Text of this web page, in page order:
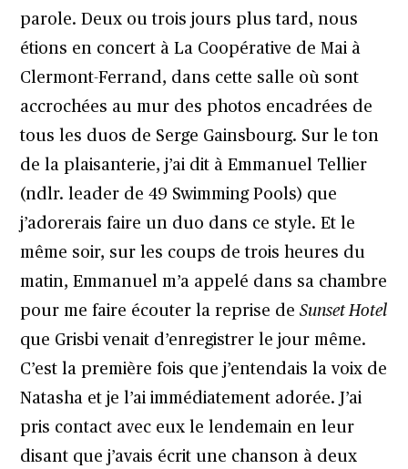
parole. Deux ou trois jours plus tard, nous
étions en concert à La Coopérative de Mai à
Clermont-Ferrand, dans cette salle où sont
accrochées au mur des photos encadrées de
tous les duos de Serge Gainsbourg. Sur le ton
de la plaisanterie, j’ai dit à Emmanuel Tellier
(ndlr. leader de 49 Swimming Pools) que
j’adorerais faire un duo dans ce style. Et le
même soir, sur les coups de trois heures du
matin, Emmanuel m’a appelé dans sa chambre
pour me faire écouter la reprise deSunset Hotel
que Grisbi venait d’enregistrer le jour même.
C’est la première fois que j’entendais la voix de
Natasha et je l’ai immédiatement adorée. J’ai
pris contact avec eux le lendemain en leur
disant que j’avais écrit une chanson à deux